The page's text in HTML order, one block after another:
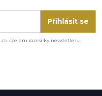
Přihlásit se
za účelem rozesílky newsletteru.